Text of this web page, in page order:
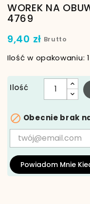
WOREK NA
4769
9,40 zł Brutto
Ilość w opakowaniu:
Ilość
 Obecnie brak
Powiadom Mnie